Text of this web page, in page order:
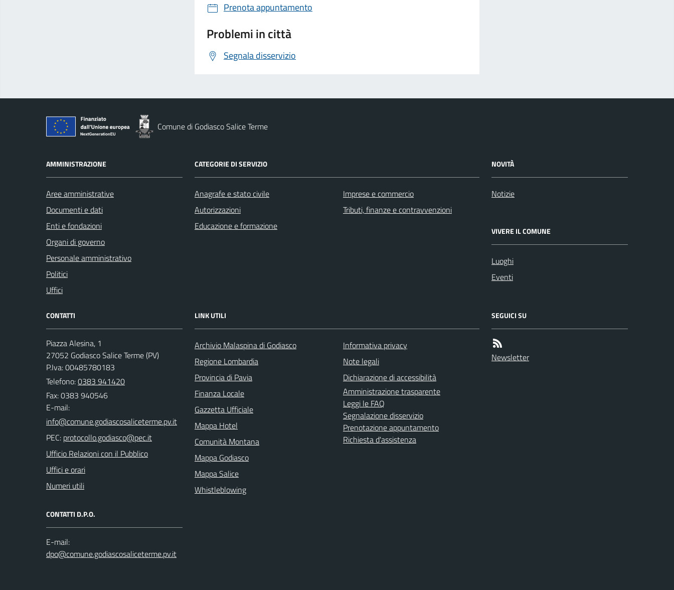
Prenota appuntamento
Problemi in città
Segnala disservizio
Comune di Godiasco Salice Terme
AMMINISTRAZIONE
Aree amministrative
Documenti e dati
Enti e fondazioni
Organi di governo
Personale amministrativo
Politici
Uffici
CATEGORIE DI SERVIZIO
Anagrafe e stato civile
Autorizzazioni
Educazione e formazione
Imprese e commercio
Tributi, finanze e contravvenzioni
NOVITÀ
Notizie
VIVERE IL COMUNE
Luoghi
Eventi
CONTATTI
Piazza Alesina, 1
27052 Godiasco Salice Terme (PV)
P.Iva: 00485780183
Telefono:0383 941420
Fax: 0383 940546
E-mail:
PEC:
Ufficio Relazioni con il Pubblico
Uffici e orari
Numeri utili
CONTATTI D.P.O.
E-mail:
LINK UTILI
Archivio Malaspina di Godiasco
Regione Lombardia
Provincia di Pavia
Finanza Locale
Gazzetta Ufficiale
Mappa Hotel
Comunità Montana
Mappa Godiasco
Mappa Salice
Whistleblowing
Informativa privacy
Note legali
Dichiarazione di accessibilità
Amministrazione trasparente
Leggi le FAQ
Segnalazione disservizio
Prenotazione appuntamento
Richiesta d'assistenza
SEGUICI SU
Newsletter